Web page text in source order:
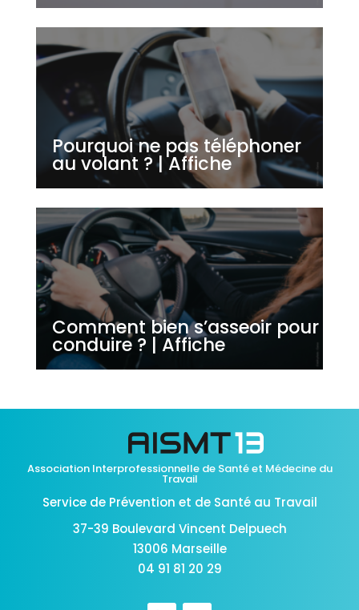
Pourquoi ne pas téléphoner
au volant ? | Affiche
Comment bien s’asseoir pour
conduire ? | Affiche
Association Interprofessionnelle de Santé et Médecine du
Travail
Service de Prévention et de Santé au Travail
37-39 Boulevard Vincent Delpuech
13006 Marseille
04 91 81 20 29